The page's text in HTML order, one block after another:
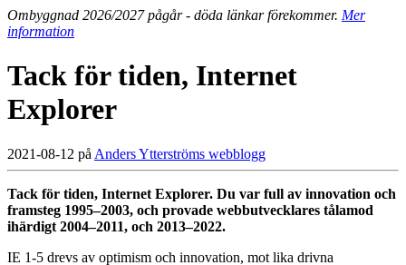
Ombyggnad 2026/2027 pågår - döda länkar förekommer. Mer
information
Tack för tiden, Internet
Explorer
2021-08-12 på Anders Ytterströms webblogg
Tack för tiden, Internet Explorer. Du var full av innovation och
framsteg 1995–2003, och provade webbutvecklares tålamod
ihärdigt 2004–2011, och 2013–2022.
IE 1-5 drevs av optimism och innovation, mot lika drivna